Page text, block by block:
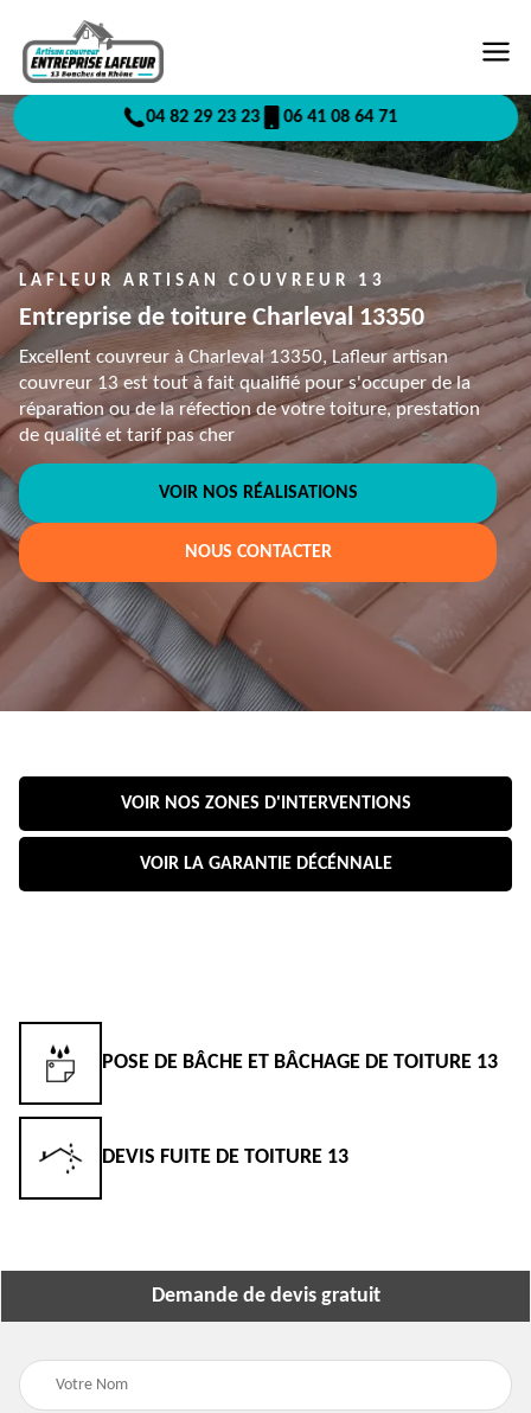
04 82 29 23 23 06 41 08 64 71
LAFLEUR ARTISAN COUVREUR 13
Entreprise de toiture Charleval 13350
Excellent couvreur à Charleval 13350, Lafleur artisan
couvreur 13 est tout à fait qualifié pour s'occuper de la
réparation ou de la réfection de votre toiture, prestation
de qualité et tarif pas cher
VOIR NOS RÉALISATIONS
NOUS CONTACTER
VOIR NOS ZONES D'INTERVENTIONS
VOIR LA GARANTIE DÉCÉNNALE
13 ENTREPRISE DE TOITURE 13
DEVIS TOITURE 13
Demande de devis gratuit